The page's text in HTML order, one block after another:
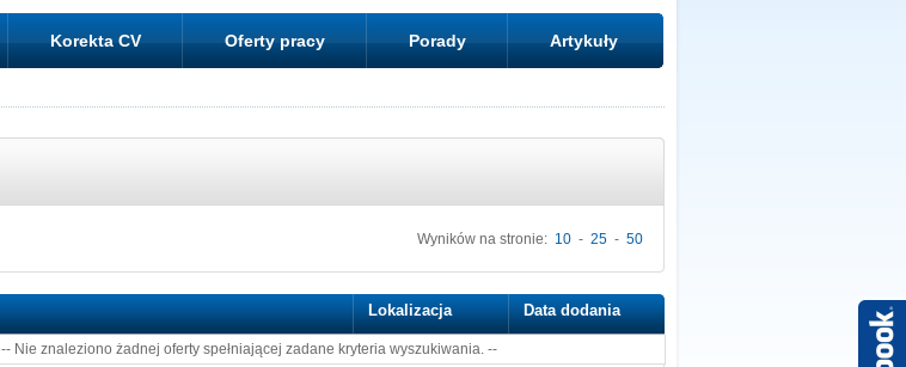
Korekta CV Oferty pracy Porady Artykuły
Wyników na stronie: 10 - 25 - 50
Lokalizacja Data dodania
-- Nie znaleziono żadnej oferty spełniającej zadane kryteria wyszukiwania. --